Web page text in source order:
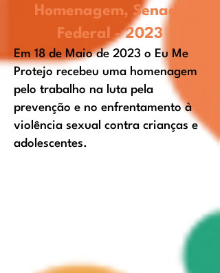
Homenagem, Senado
Federal-2023
Em 18 de Maio de 2023 o Eu Me
Protejo recebeu uma homenagem
pelo trabalho na luta pela
prevenção e no enfrentamento à
violência sexual contra crianças e
adolescentes.